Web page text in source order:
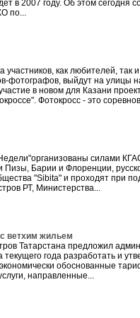
в 2007 году. Об этом сегодня
по...
участников, как любителей, так и
фотографов, выйдут на улицы
в новом для Казани
Фотокросс - это
силами
Пизы, Барии и Флоренции,
"Sibita" и проходят при
РТ, Министерства...
ветхим жильем
Татарстана предложил
текущего года разработать и
обоснованные
направленные...